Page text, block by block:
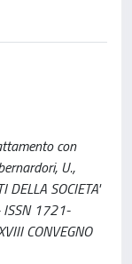
con
U.,
DELLA SOCIETA'
ISSN 1721-
CONVEGNO